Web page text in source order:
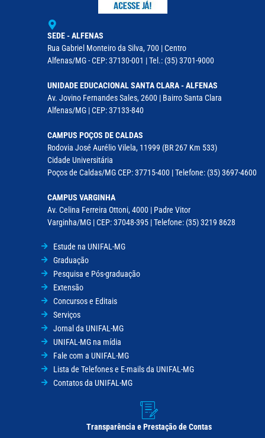
SEDE - ALFENAS
Rua Gabriel Monteiro da Silva, 700 | Centro
Alfenas/MG - CEP: 37130-001 | Tel.: (35) 3701-9000
UNIDADE EDUCACIONAL SANTA CLARA - ALFENAS
Av. Jovino Fernandes Sales, 2600 | Bairro Santa Clara
Alfenas/MG | CEP: 37133-840
CAMPUS POÇOS DE CALDAS
Rodovia José Aurélio Vilela, 11999 (BR 267 Km 533)
Cidade Universitária
Poços de Caldas/MG CEP: 37715-400 | Telefone: (35) 3697-4600
CAMPUS VARGINHA
Av. Celina Ferreira Ottoni, 4000 | Padre Vitor
Varginha/MG | CEP: 37048-395 | Telefone: (35) 3219 8628
Estude na UNIFAL-MG
Graduação
Pesquisa e Pós-graduação
Extensão
Concursos e Editais
Serviços
Jornal da UNIFAL-MG
UNIFAL-MG na mídia
Fale com a UNIFAL-MG
Lista de Telefones e E-mails da UNIFAL-MG
Contatos da UNIFAL-MG
Transparência e Prestação de Contas